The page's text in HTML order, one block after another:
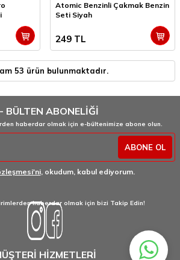
Atomic Benzinli Çakmak Benzin
Seti Siyah
249 TL
53 ürün bulunmaktadır.
BÜLTEN ABONELİĞİ
haberdar olmak için e-bültenimize abone olun.
ABONE OL
, okudum, kabul ediyorum.
haberdar olmak için bizi Takip Edin!
HİZMETLERİ